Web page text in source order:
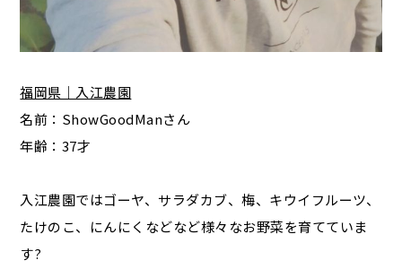
福岡県｜入江農園
名前：ShowGoodManさん
年齢：37才
入江農園ではゴーヤ、サラダカブ、梅、キウイフルーツ、
たけのこ、にんにくなどなど様々なお野菜を育てていま
す?